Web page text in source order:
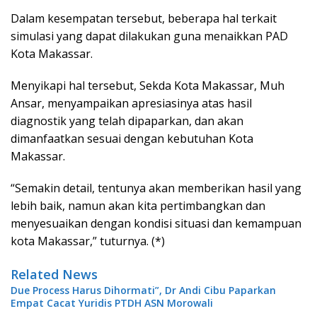
Dalam kesempatan tersebut, beberapa hal terkait
simulasi yang dapat dilakukan guna menaikkan PAD
Kota Makassar.
Menyikapi hal tersebut, Sekda Kota Makassar, Muh
Ansar, menyampaikan apresiasinya atas hasil
diagnostik yang telah dipaparkan, dan akan
dimanfaatkan sesuai dengan kebutuhan Kota
Makassar.
“Semakin detail, tentunya akan memberikan hasil yang
lebih baik, namun akan kita pertimbangkan dan
menyesuaikan dengan kondisi situasi dan kemampuan
kota Makassar,” tuturnya. (*)
Related News
Due Process Harus Dihormati”, Dr Andi Cibu Paparkan
Empat Cacat Yuridis PTDH ASN Morowali